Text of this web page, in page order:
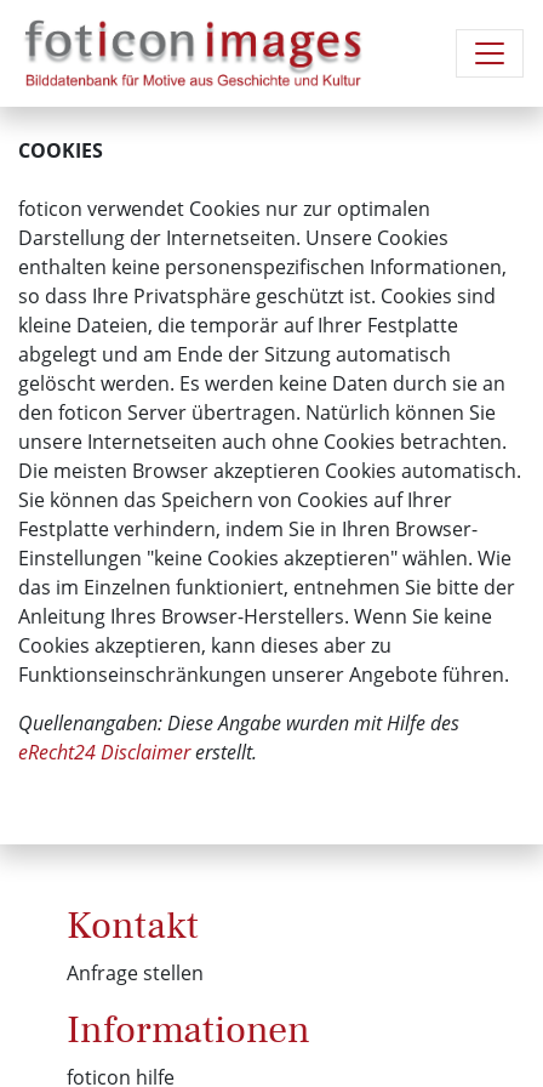
COOKIES
foticon verwendet Cookies nur zur optimalen
Darstellung der Internetseiten. Unsere Cookies
enthalten keine personenspezifischen Informationen,
so dass Ihre Privatsphäre geschützt ist. Cookies sind
kleine Dateien, die temporär auf Ihrer Festplatte
abgelegt und am Ende der Sitzung automatisch
gelöscht werden. Es werden keine Daten durch sie an
den foticon Server übertragen. Natürlich können Sie
unsere Internetseiten auch ohne Cookies betrachten.
Die meisten Browser akzeptieren Cookies automatisch.
Sie können das Speichern von Cookies auf Ihrer
Festplatte verhindern, indem Sie in Ihren Browser-
Einstellungen "keine Cookies akzeptieren" wählen. Wie
das im Einzelnen funktioniert, entnehmen Sie bitte der
Anleitung Ihres Browser-Herstellers. Wenn Sie keine
Cookies akzeptieren, kann dieses aber zu
Funktionseinschränkungen unserer Angebote führen.
Quellenangaben: Diese Angabe wurden mit Hilfe des
eRecht24 Disclaimererstellt.
Kontakt
Anfrage stellen
Informationen
foticon hilfe